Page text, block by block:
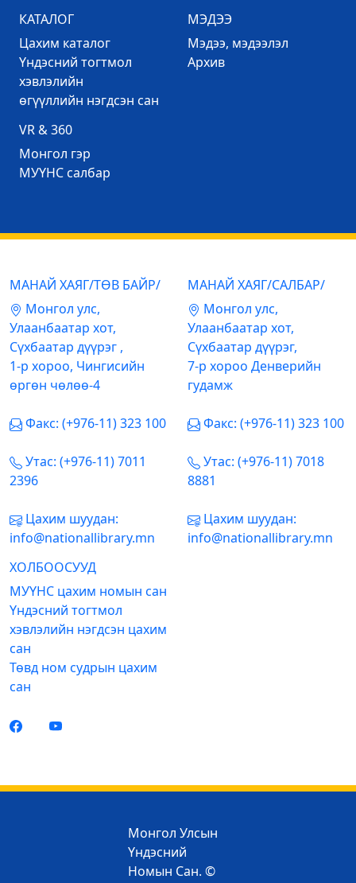
КАТАЛОГ
Цахим каталог
Үндэсний тогтмол
хэвлэлийн
өгүүллийн нэгдсэн сан
МЭДЭЭ
Mэдээ, мэдээлэл
Архив
VR & 360
Mонгол гэр
МУҮНС салбар
МАНАЙ ХАЯГ/ТӨВ БАЙР/
Mонгол улс,
Улаанбаатар хот,
Сүхбаатар дүүрэг ,
1-р хороо, Чингисийн
өргөн чөлөө-4
Факс: (+976-11) 323 100
Утас: (+976-11) 7011
2396
Цахим шуудан:
info@nationallibrary.mn
МАНАЙ ХАЯГ/САЛБАР/
Mонгол улс,
Улаанбаатар хот,
Сүхбаатар дүүрэг,
7-р хороо Денверийн
гудамж
Факс: (+976-11) 323 100
Утас: (+976-11) 7018
8881
Цахим шуудан:
info@nationallibrary.mn
ХОЛБООСУУД
МУҮНС цахим номын сан
Үндэсний тогтмол
хэвлэлийн нэгдсэн цахим
сан
Төвд ном судрын цахим
сан
Монгол Улсын
Үндэсний
Номын Сан. ©